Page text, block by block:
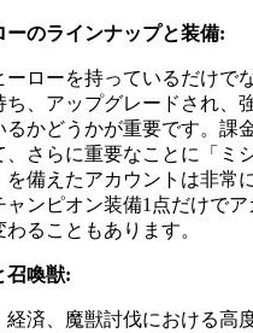
ーのラインナップと装備:
ーローを持っているだけで
ち、アップグレードされ、
るかどうかが重要です。課
、さらに重要なことに「ミ
を備えたアカウントは非常
ャンピオン装備1点だけで
わることもあります。
召喚獣:
経済、魔獣討伐における高